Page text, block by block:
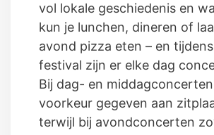
vol lokale geschiedenis en
kun je lunchen, dineren of
avond pizza eten – en
festival zijn er elke dag
Bij dag- en
voorkeur gegeven aan
terwijl bij avondconcerten